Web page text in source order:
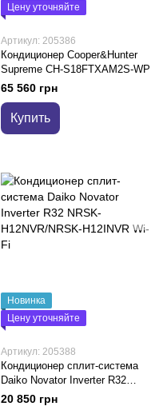
Цену уточняйте
Артикул: 205386
Кондиционер Cooper&Hunter
Supreme CH-S18FTXAM2S-WP
65 560 грн
Купить
Новинка
Цену уточняйте
Артикул: 205388
Кондиционер сплит-система
Daiko Novator Inverter R32
NRSK-H12NVR/NRSK-H12INVR
20 850 грн